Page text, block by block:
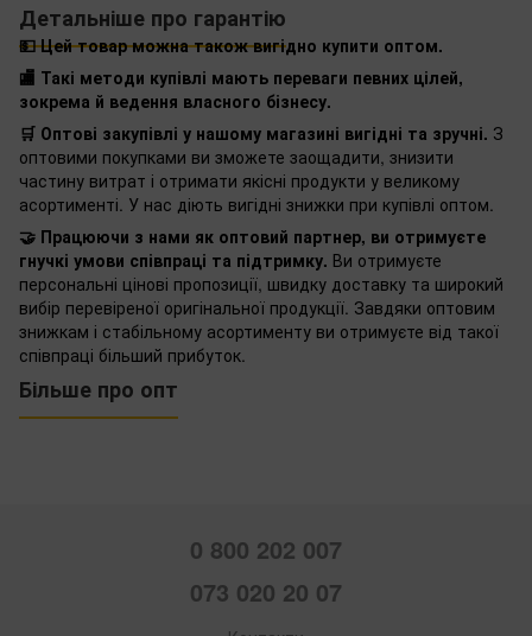
Детальніше про гарантію
💵 Цей товар можна також вигідно купити оптом.
🏬 Такі методи купівлі мають переваги певних цілей,
зокрема й ведення власного бізнесу.
🛒 Оптові закупівлі у нашому магазині вигідні та зручні. З
оптовими покупками ви зможете заощадити, знизити
частину витрат і отримати якісні продукти у великому
асортименті. У нас діють вигідні знижки при купівлі оптом.
🤝 Працюючи з нами як оптовий партнер, ви отримуєте
гнучкі умови співпраці та підтримку. Ви отримуєте
персональні цінові пропозиції, швидку доставку та широкий
вибір перевіреної оригінальної продукції. Завдяки оптовим
знижкам і стабільному асортименту ви отримуєте від такої
співпраці більший прибуток.
Більше про опт
0 800 202 007
073 020 20 07